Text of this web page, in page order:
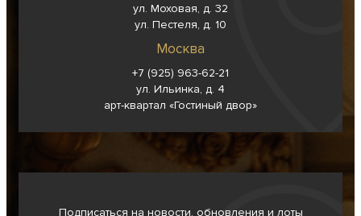
ул. Моховая, д. 32
ул. Пестеля, д. 10
Москва
+7 (925) 963-62-21
ул. Ильинка, д. 4
арт-квартал «Гостиный двор»
Подписаться на новости, обновления и лоты